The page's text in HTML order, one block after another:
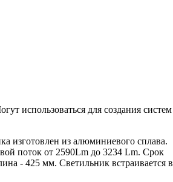
использоваться для создания систем
изготовлен из алюминиевого сплава.
поток от 2590Lm до 3234 Lm. Срок
- 425 мм. Светильник встраивается в